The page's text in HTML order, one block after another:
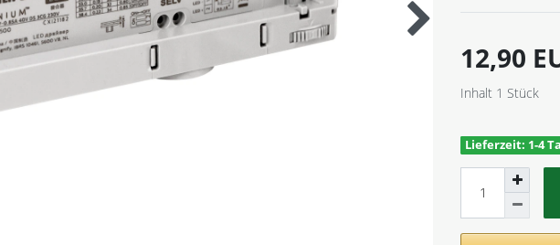
12,90
Inhalt 1 Stück
Lieferzeit: 1-4